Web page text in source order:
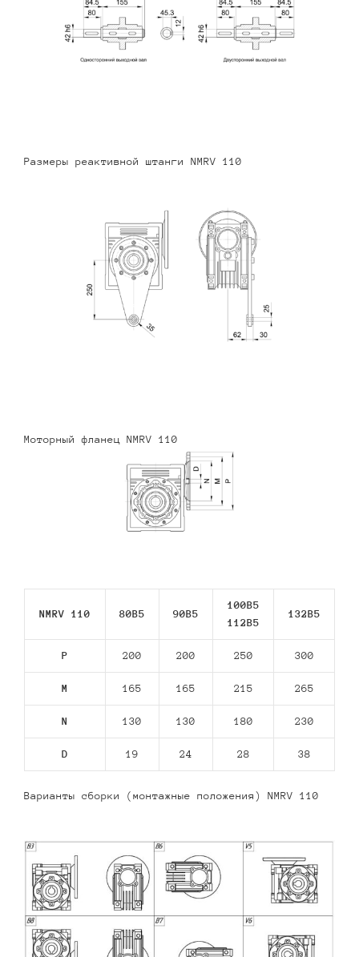
Размеры реактивной штанги NMRV 110
Моторный фланец NMRV 110
NMRV 110 80В5 90В5
100B5
112В5
132В5
P 200 200 250 300
M 165 165 215 265
N 130 130 180 230
D 19 24 28 38
Варианты сборки (монтажные положения) NMRV 110